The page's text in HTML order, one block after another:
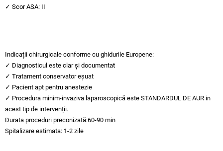
✓ Scor ASA: II
Indicații chirurgicale conforme cu ghidurile Europene:
✓ Diagnosticul este clar și documentat
✓ Tratament conservator eșuat
✓ Pacient apt pentru anestezie
✓ Procedura minim-invaziva laparoscopică este STANDARDUL DE AUR in
acest tip de intervenții.
Durata proceduri preconizată:60-90 min
Spitalizare estimata: 1-2 zile